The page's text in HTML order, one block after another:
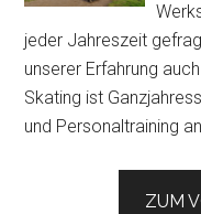
jeder Jahreszeit
unserer Erfahrung
Skating ist
und Personaltraining
ZUM